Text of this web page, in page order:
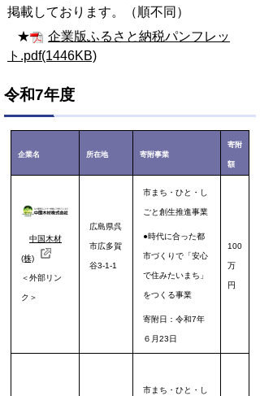
掲載しております。（順不同）
★
企業版ふるさと納税パンフレッ
ト.pdf(1446KB)
令和7年度
企業名 所在地 寄附事業
寄附
額
中国木材
(株)
＜外部リン
ク＞
広島県呉
市広多賀
谷3-1-1
市まち・ひと・し
ごと創生推進事業
●時代に合った都
市づくりで「安心
で住みたいまち」
をつくる事業
寄附日：令和7年
６月23日
100
万
円
市まち・ひと・し